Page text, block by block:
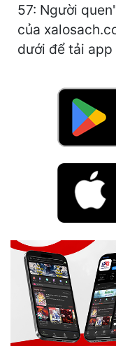
Quan Trường
Quân Sự
Trinh Thám
Triều Đấu
Trùng Sinh
Trọng Sinh
57: Người
của
dưới để tải app